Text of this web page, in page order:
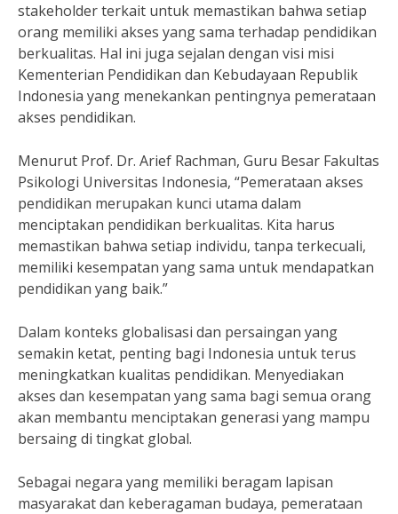
stakeholder terkait untuk memastikan bahwa setiap
orang memiliki akses yang sama terhadap pendidikan
berkualitas. Hal ini juga sejalan dengan visi misi
Kementerian Pendidikan dan Kebudayaan Republik
Indonesia yang menekankan pentingnya pemerataan
akses pendidikan.
Menurut Prof. Dr. Arief Rachman, Guru Besar Fakultas
Psikologi Universitas Indonesia, “Pemerataan akses
pendidikan merupakan kunci utama dalam
menciptakan pendidikan berkualitas. Kita harus
memastikan bahwa setiap individu, tanpa terkecuali,
memiliki kesempatan yang sama untuk mendapatkan
pendidikan yang baik.”
Dalam konteks globalisasi dan persaingan yang
semakin ketat, penting bagi Indonesia untuk terus
meningkatkan kualitas pendidikan. Menyediakan
akses dan kesempatan yang sama bagi semua orang
akan membantu menciptakan generasi yang mampu
bersaing di tingkat global.
Sebagai negara yang memiliki beragam lapisan
masyarakat dan keberagaman budaya, pemerataan